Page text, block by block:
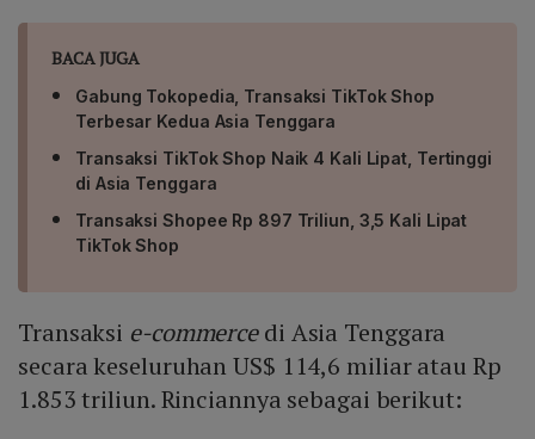
BACA JUGA
Gabung Tokopedia, Transaksi TikTok Shop
Terbesar Kedua Asia Tenggara
Transaksi TikTok Shop Naik 4 Kali Lipat, Tertinggi
di Asia Tenggara
Transaksi Shopee Rp 897 Triliun, 3,5 Kali Lipat
TikTok Shop
Transaksi e-commercedi Asia Tenggara
secara keseluruhan US$ 114,6 miliar atau Rp
1.853 triliun. Rinciannya sebagai berikut: